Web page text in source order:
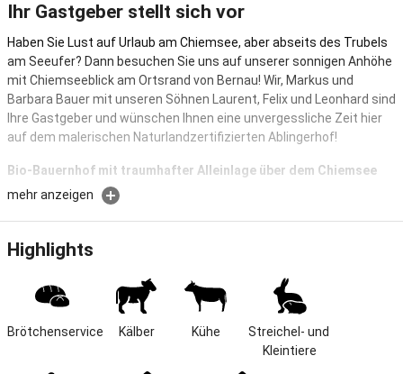
Ihr Gastgeber stellt sich vor
Haben Sie Lust auf Urlaub am Chiemsee, aber abseits des Trubels
am Seeufer? Dann besuchen Sie uns auf unserer sonnigen Anhöhe
mit Chiemseeblick am Ortsrand von Bernau! Wir, Markus und
Barbara Bauer mit unseren Söhnen Laurent, Felix und Leonhard sind
Ihre Gastgeber und wünschen Ihnen eine unvergessliche Zeit hier
auf dem malerischen Naturlandzertifizierten Ablingerhof!
Bio-Bauernhof mit traumhafter Alleinlage über dem Chiemsee
Unser kinderfreundlicher, gepflegter Bio-Milchvieh-Bauernhof liegt
malerisch am Ortsrand von Bernau am Chiemsee in Oberbayern
auf einer ruhigen, sonnigen Anhöhe. Erleben Sie einen traumhaften
Ausblick auf den Chiemsee, genießen Sie die Naturwelt des
Chiemgaus und das tägliche Leben auf dem Hof im Einklang mit der
Natur.
Lage & Größe
mehr anzeigen
Highlights
Brötchenservice Kälber Kühe
Streichel- und
Kleintiere